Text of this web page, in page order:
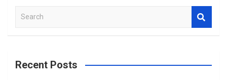
a
c
Recent Posts